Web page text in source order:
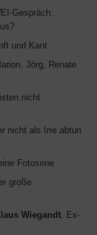
Gespräch:
und Kant
Jörg, Renate
nicht
nicht als Irre abtun
Fotoserie
große
Wiegandt, Ex-